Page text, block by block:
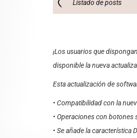
Listado de posts
¡Los usuarios que
disponible la nueva
Esta actualización de
• Compatibilidad con la
• Operaciones con botones
• Se añade la característica